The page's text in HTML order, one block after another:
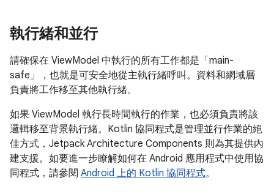
執行緒和並行
請確保在 ViewModel 中執行的所有工作都是「main-
safe」
，也就是可安全地從主執行緒呼叫。資料和網域層
負責將工作移至其他執行緒。
如果 ViewModel 執行長時間執行的作業，也必須負責將該
邏輯移至背景執行緒。Kotlin 協同程式是管理並行作業的絕
佳方式，Jetpack Architecture Components 則為其提供內
建支援。如要進一步瞭解如何在 Android 應用程式中使用協
同程式，請參閱 Android 上的 Kotlin 協同程式。